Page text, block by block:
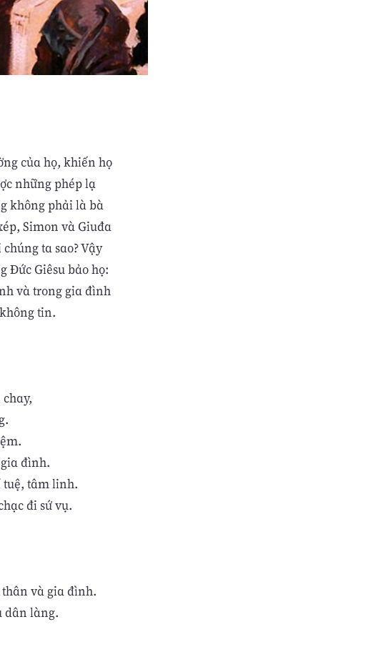
của họ, khiến họ
những phép lạ
không phải là bà
Simon và Giuđa
ta sao? Vậy
Ðức Giêsu bảo họ:
và trong gia đình
tin.
đình.
tâm linh.
đi sứ vụ.
và gia đình.
dân làng.